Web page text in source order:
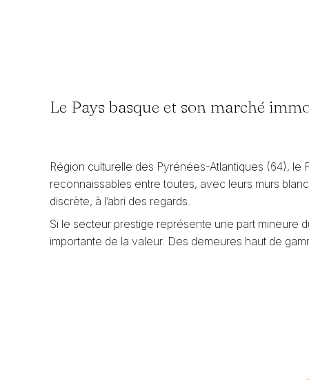
Le Pays basque et son marché
Région culturelle des Pyrénées-Atlantiques (64), le
reconnaissables entre toutes, avec leurs murs
discrète, à l’abri des regards.
Si le secteur prestige représente une part mineure
importante de la valeur. Des demeures haut de